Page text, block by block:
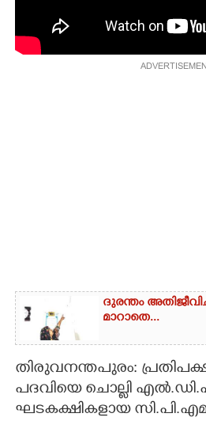
CARTOONS
ദുരന്തം
മാറാതെ...
തിരുവനന്തപുരം:
പദവിയെ ചൊല്ലി
ഘടകക്ഷികളായ